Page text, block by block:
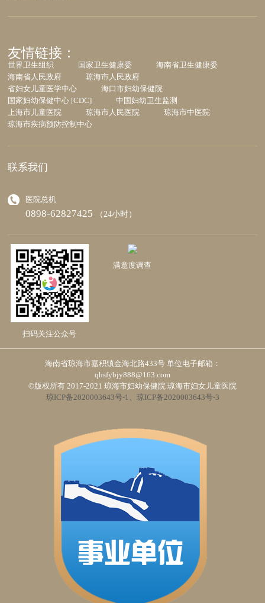
友情链接：
世界卫生组织 国家卫生健康委
海南省卫生健康委
海南省人民政府
琼海市人民政府
省妇女儿童医学中心
海口市妇幼保健院
国家妇幼保健中心 [CDC]
中国妇幼卫生监测
上海市儿童医院
琼海市人民医院
琼海市中医院
琼海市疾病预防控制中心
联系我们
医院总机
0898-62827425 （24小时）
扫码关注公众号
满意度调查
海南省琼海市嘉积镇金海北路433号 单位电子邮箱：
qhsfybjy888@163.com
©版权所有 2017-2021 琼海市妇幼保健院 琼海市妇女儿童医院
琼ICP备2020003643号-1、琼ICP备2020003643号-3